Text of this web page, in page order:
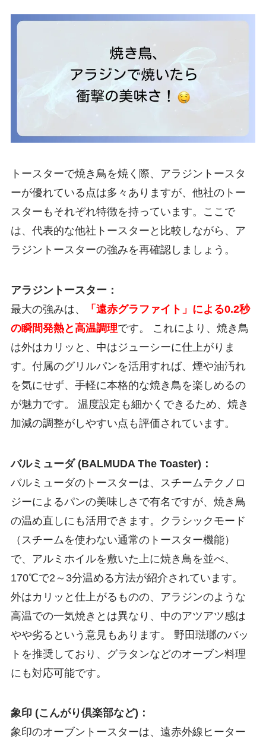
トースターで焼き鳥を焼く際、アラジントースタ
ーが優れている点は多々ありますが、他社のトー
スターもそれぞれ特徴を持っています。ここで
は、代表的な他社トースターと比較しながら、ア
ラジントースターの強みを再確認しましょう。
アラジントースター：
最大の強みは、
「遠赤グラファイト」による0.2秒
の瞬間発熱と高温調理です。 これにより、焼き鳥
は外はカリッと、中はジューシーに仕上がりま
す。付属のグリルパンを活用すれば、煙や油汚れ
を気にせず、手軽に本格的な焼き鳥を楽しめるの
が魅力です。 温度設定も細かくできるため、焼き
加減の調整がしやすい点も評価されています。
バルミューダ (BALMUDA The Toaster)：
バルミューダのトースターは、スチームテクノロ
ジーによるパンの美味しさで有名ですが、焼き鳥
の温め直しにも活用できます。クラシックモード
（スチームを使わない通常のトースター機能）
で、アルミホイルを敷いた上に焼き鳥を並べ、
170℃で2～3分温める方法が紹介されています。
外はカリッと仕上がるものの、アラジンのような
高温での一気焼きとは異なり、中のアツアツ感は
やや劣るという意見もあります。 野田琺瑯のバッ
トを推奨しており、グラタンなどのオーブン料理
にも対応可能です。
象印 (こんがり倶楽部など)：
象印のオーブントースターは、遠赤外線ヒーター